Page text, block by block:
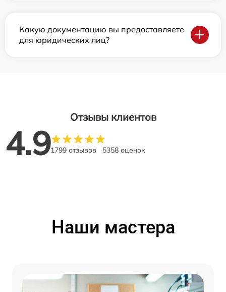
Какую документацию вы предоставляете
для юридических лиц?
Отзывы клиентов
4.91799 отзывов 5358 оценок
Наши мастера